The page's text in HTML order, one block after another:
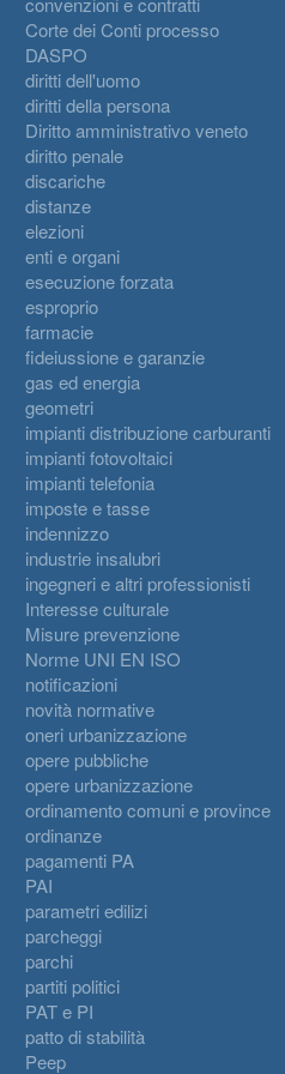
Corte dei Conti processo
DASPO
diritti dell'uomo
diritti della persona
Diritto amministrativo veneto
diritto penale
discariche
distanze
elezioni
enti e organi
esecuzione forzata
esproprio
farmacie
fideiussione e garanzie
gas ed energia
geometri
impianti distribuzione carburanti
impianti fotovoltaici
impianti telefonia
imposte e tasse
indennizzo
industrie insalubri
ingegneri e altri professionisti
Interesse culturale
Misure prevenzione
Norme UNI EN ISO
notificazioni
novità normative
oneri urbanizzazione
opere pubbliche
opere urbanizzazione
ordinamento comuni e province
ordinanze
pagamenti PA
PAI
parametri edilizi
parcheggi
parchi
partiti politici
PAT e PI
patto di stabilità
Peep